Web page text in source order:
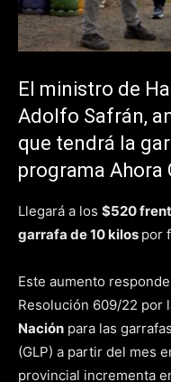
El ministro de
Adolfo Safrán,
que tendrá la
programa Ahora
Llegará a los $520
garrafa de 10 kilos por
Este aumento
Resolución 609/22 por
Nación para las
(GLP) a partir del mes
provincial incrementa